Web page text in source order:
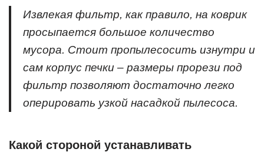
Извлекая фильтр, как правило, на коврик
просыпается большое количество
мусора. Стоит пропылесосить изнутри и
сам корпус печки – размеры прорези под
фильтр позволяют достаточно легко
оперировать узкой насадкой пылесоса.
Какой стороной устанавливать